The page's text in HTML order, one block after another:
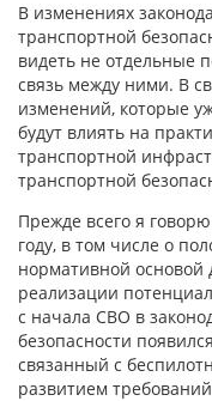
В изменениях
транспортной
видеть не отдельные
связь между ними. В
изменений, которые
будут влиять на
транспортной
транспортной
Прежде всего я
году, в том числе о
нормативной основой
реализации
с начала СВО в
безопасности
связанный с
развитием